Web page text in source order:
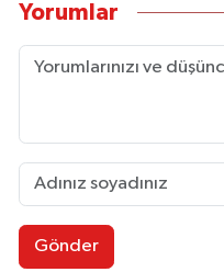
Yorumlar
Gönder